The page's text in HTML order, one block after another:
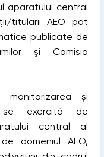
aparatului central
titularii AEO pot
publicate de
şi Comisia
și
se exercită de
central al
domeniul AEO,